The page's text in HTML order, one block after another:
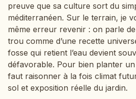
preuve que sa culture sort du
méditerranéen. Sur le terrain, je
même erreur revenir : on parle
trou comme d’une recette
fosse qui retient l’eau devient
défavorable. Pour bien planter
faut raisonner à la fois climat
sol et exposition réelle du jardin.